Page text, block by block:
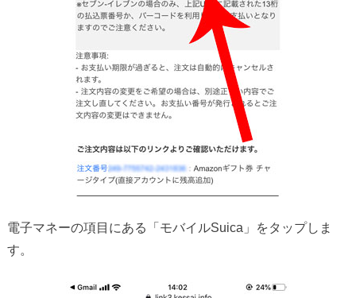
電子マネーの項目にある「モバイルSuica」をタップしま
す。